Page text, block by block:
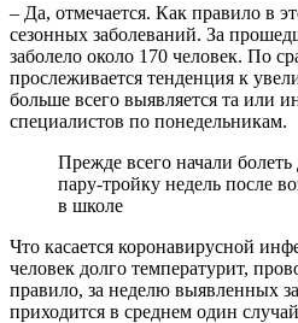
– Да, отмечается. Как правило в
сезонных заболеваний. За
заболело около 170 человек. По
прослеживается тенденция к
больше всего выявляется та или
специалистов по понедельникам.
Прежде всего начали болеть
пару-тройку недель после
в школе
Что касается коронавирусной
человек долго температурит,
правило, за неделю выявленных
приходится в среднем один